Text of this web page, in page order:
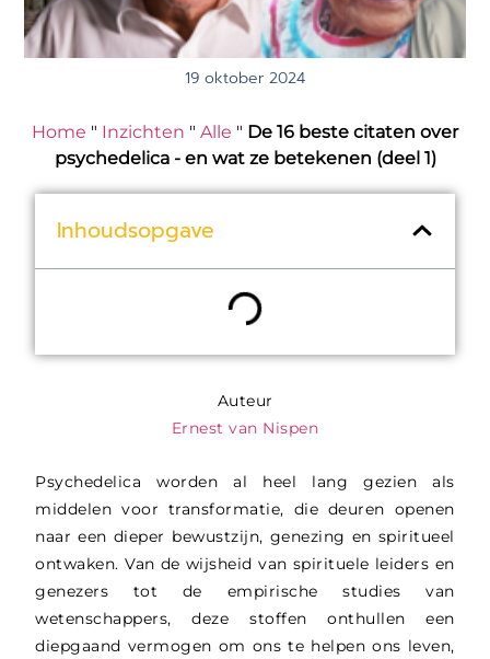
19 oktober 2024
Home " Inzichten " Alle " De 16 beste citaten over
psychedelica - en wat ze betekenen (deel 1)
Inhoudsopgave
Auteur
Ernest van Nispen
Psychedelica worden al heel lang gezien als
middelen voor transformatie, die deuren openen
naar een dieper bewustzijn, genezing en spiritueel
ontwaken. Van de wijsheid van spirituele leiders en
genezers tot de empirische studies van
wetenschappers, deze stoffen onthullen een
diepgaand vermogen om ons te helpen ons leven,